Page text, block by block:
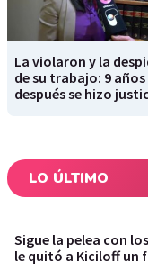
La violaron y la
de su trabajo: 9 años
después se hizo
LO ÚLTIMO
Sigue la pelea con
le quitó a Kiciloff un